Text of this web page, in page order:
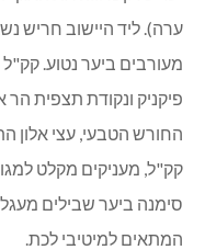
ערה). ליד היישוב חריש
מעורבים ביער נטוע. קק"ל
פיקניק ונקודת תצפית הר
החורש הטבעי, עצי אלון
קק"ל, מעניקים מקלט
סימנה ביער שבילים
המתאים למיטיבי לכת.